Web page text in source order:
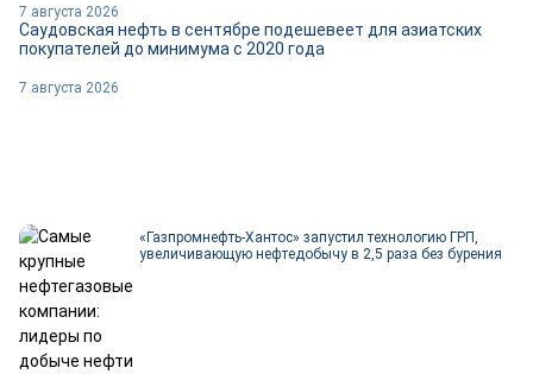
7 августа 2026
Саудовская нефть в сентябре подешевеет для азиатских
покупателей до минимума с 2020 года
7 августа 2026
«Газпромнефть-Хантос» запустил технологию ГРП,
увеличивающую нефтедобычу в 2,5 раза без бурения